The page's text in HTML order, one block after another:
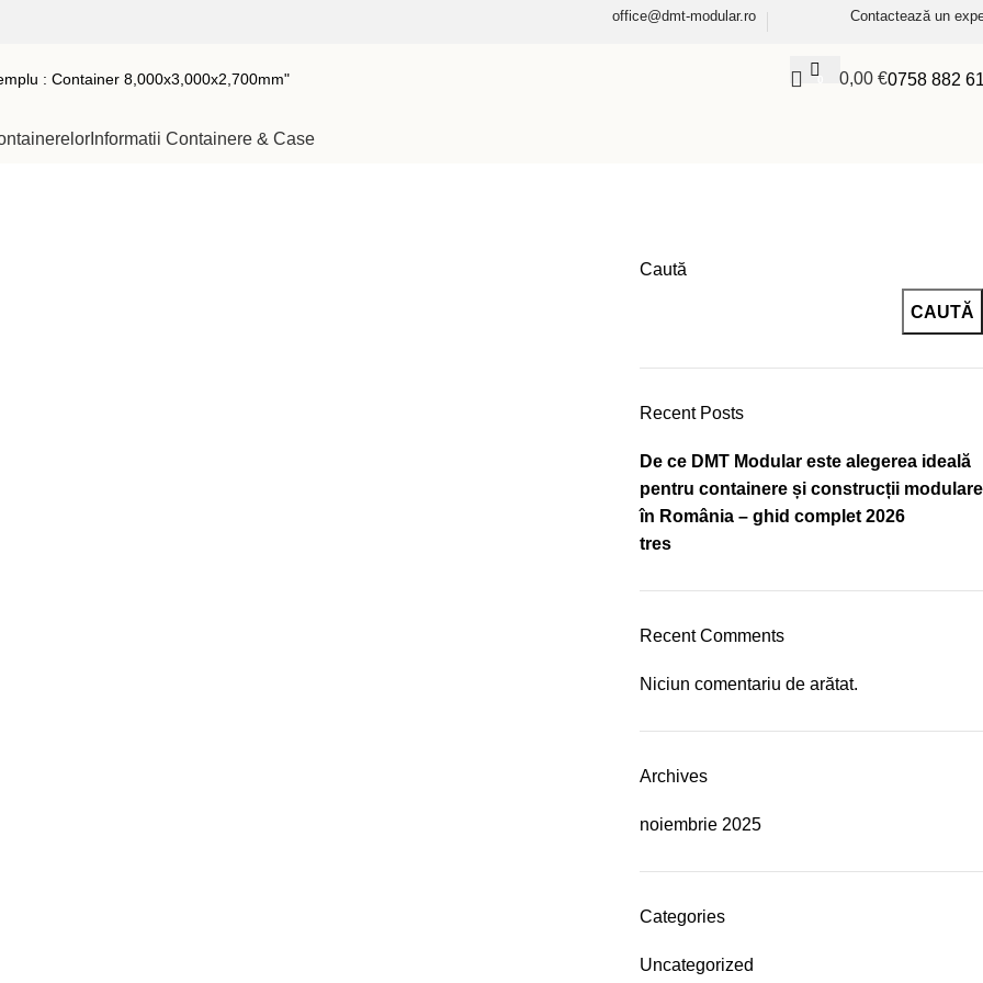
office@dmt-modular.ro Contactează un
0 0,00 €0758 882
Informatii Containere & Case
Caută
CAUTĂ
Recent Posts
De ce DMT Modular este alegerea ideală
pentru containere și construcții modulare
în România – ghid complet 2026
tres
Recent Comments
Niciun comentariu de arătat.
Archives
noiembrie 2025
Categories
Uncategorized